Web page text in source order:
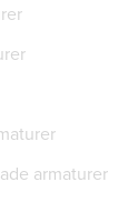
armaturer